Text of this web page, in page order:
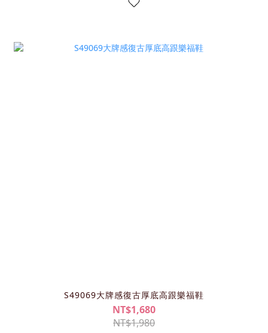
S49069大牌感復古厚底高跟樂福鞋
NT$1,680
NT$1,980